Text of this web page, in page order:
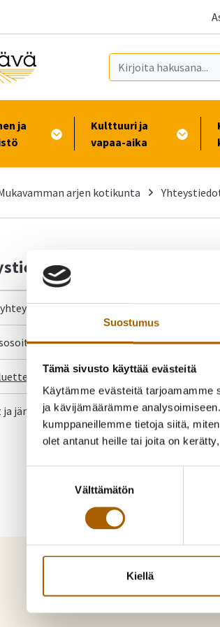
Suostumus
Tämä sivusto käyttää evästeitä
Käytämme evästeitä tarjoamamme
ja kävijämäärämme
kumppaneillemme tietoja siitä,
olet antanut heille tai joita on
Välttämätön
Kiellä
ja
Kulttuuri ja
vapaa-aika
arjen kotikunta
Linkki vie ulkoiselle sivustolle
ja järjestöt